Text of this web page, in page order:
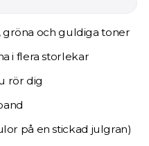
och guldiga toner
i flera storlekar
rör dig
på en stickad julgran)